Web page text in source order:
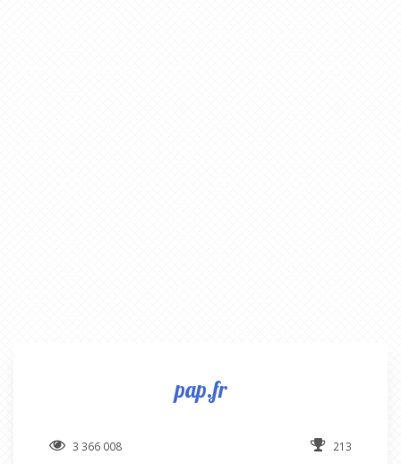
pap.fr
3 366 008 213